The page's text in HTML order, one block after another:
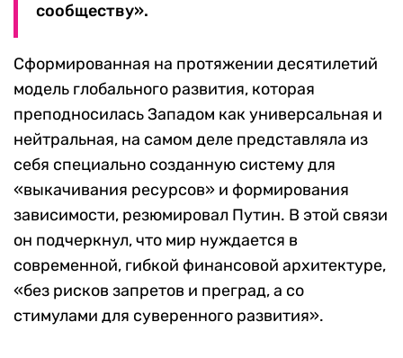
сообществу».
Сформированная на протяжении десятилетий
модель глобального развития, которая
преподносилась Западом как универсальная и
нейтральная, на самом деле представляла из
себя специально созданную систему для
«выкачивания ресурсов» и формирования
зависимости, резюмировал Путин. В этой связи
он подчеркнул, что мир нуждается в
современной, гибкой финансовой архитектуре,
«без рисков запретов и преград, а со
стимулами для суверенного развития».